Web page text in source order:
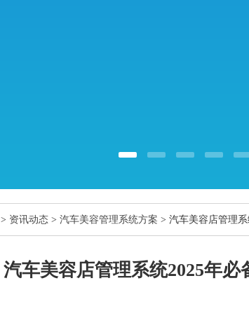
> 资讯动态 > 汽车美容管理系统方案 > 汽车美容店管理
汽车美容店管理系统2025年